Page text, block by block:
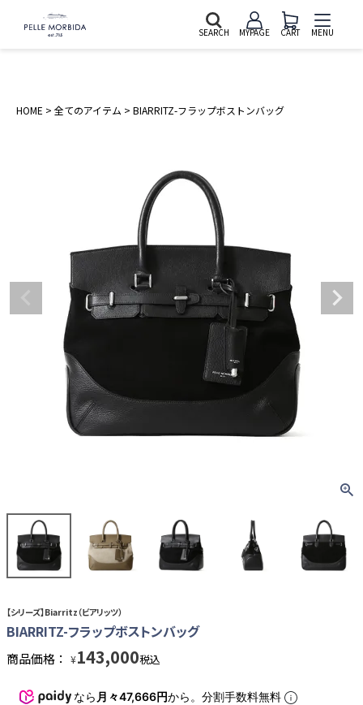
SEARCH MYPAGE CART MENU
HOME 全てのアイテム BIARRITZ-フラップボストンバッグ
【シリーズ】Biarritz（ビアリッツ）
BIARRITZ-フラップボストンバッグ
商品価格： ¥143,000税込
なら 月々47,666円から。分割手数料無料